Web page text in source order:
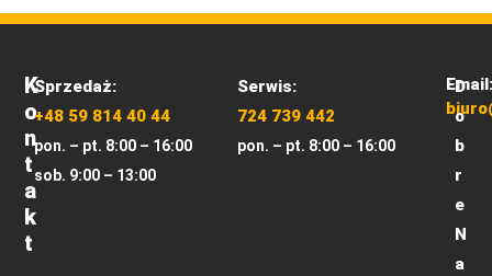
K
O
N
T
A
K
T
Sprzedaż:
+48 59 814 40 44
pon. – pt. 8:00 – 16:00
sob. 9:00 – 13:00
Serwis:
724 739 442
pon. – pt. 8:00 – 16:00
Email:
D
o
b
r
e
N
a